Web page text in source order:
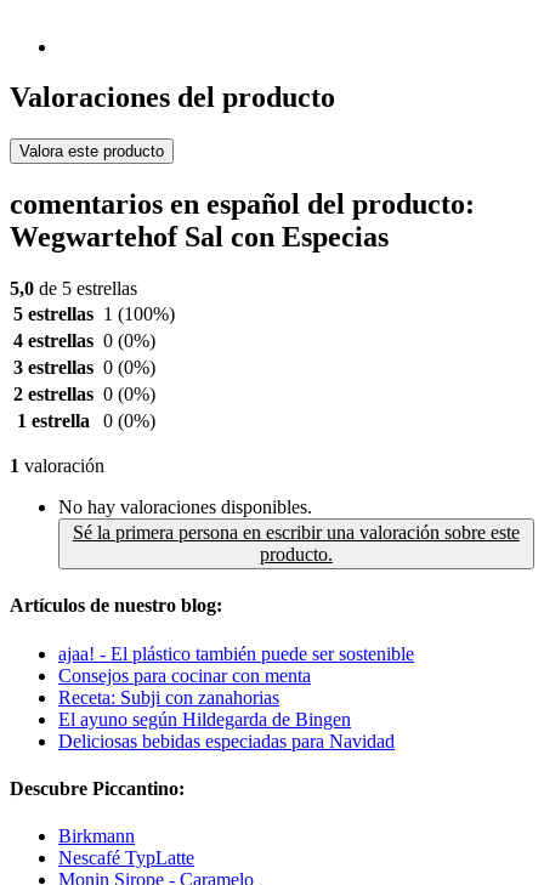
Valoraciones del producto
Valora este producto
comentarios en español del producto:
Wegwartehof Sal con Especias
5,0 de 5 estrellas
5 estrellas 1 (100%)
4 estrellas 0 (0%)
3 estrellas 0 (0%)
2 estrellas 0 (0%)
1 estrella
0 (0%)
1 valoración
No hay valoraciones disponibles.
Sé la primera persona en escribir una valoración sobre este
producto.
Artículos de nuestro blog:
ajaa! - El plástico también puede ser sostenible
Consejos para cocinar con menta
Receta: Subji con zanahorias
El ayuno según Hildegarda de Bingen
Deliciosas bebidas especiadas para Navidad
Descubre Piccantino:
Birkmann
Nescafé TypLatte
Monin Sirope - Caramelo